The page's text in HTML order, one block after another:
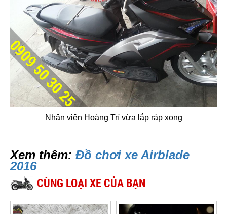
Nhân viên Hoàng Trí vừa lắp ráp xong
Xem thêm: Đồ chơi xe Airblade
2016
CÙNG LOẠI XE CỦA BẠN